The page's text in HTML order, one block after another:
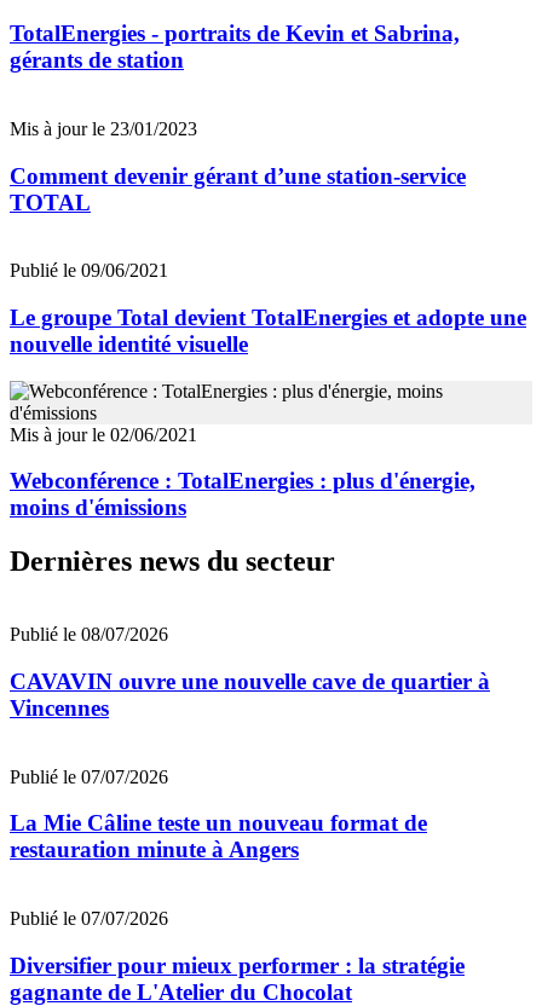
TotalEnergies - portraits de Kevin et Sabrina,
gérants de station
Mis à jour le 23/01/2023
Comment devenir gérant d’une station-service
TOTAL
Publié le 09/06/2021
Le groupe Total devient TotalEnergies et adopte une
nouvelle identité visuelle
Mis à jour le 02/06/2021
Webconférence : TotalEnergies : plus d'énergie,
moins d'émissions
Dernières news du secteur
Publié le 08/07/2026
CAVAVIN ouvre une nouvelle cave de quartier à
Vincennes
Publié le 07/07/2026
La Mie Câline teste un nouveau format de
restauration minute à Angers
Publié le 07/07/2026
Diversifier pour mieux performer : la stratégie
gagnante de L'Atelier du Chocolat